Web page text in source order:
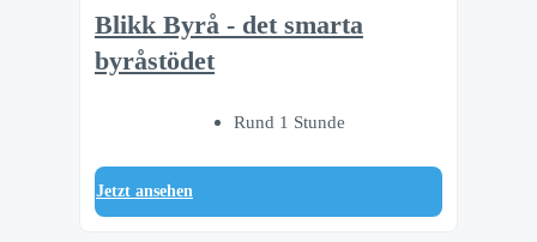
Blikk Byrå - det smarta
byråstödet
Rund 1 Stunde
Jetzt ansehen